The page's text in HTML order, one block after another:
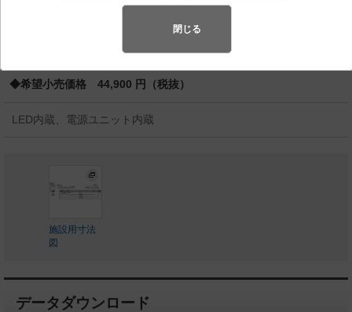
（省エネ・デザイン性・配光制御など様々なご
要望にお応えできる商品群です。）
◆希望小売価格 44,900 円（税抜）
LED内蔵、電源ユニット内蔵
施設用寸法
図
データダウンロード
閉じる